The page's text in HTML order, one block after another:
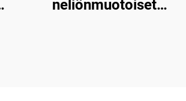
neliönmuotoiset